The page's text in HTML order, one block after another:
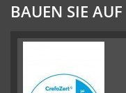
BAUEN SIE